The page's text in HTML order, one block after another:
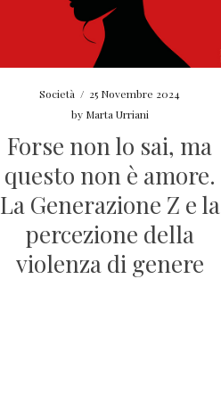
Società / 25 Novembre 2024
by Marta Urriani
Forse non lo sai, ma
questo non è amore.
La Generazione Z e la
percezione della
violenza di genere